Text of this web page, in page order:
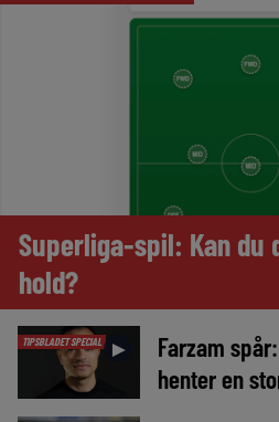
Superliga-spil: Kan
hold?
TIPSBLADET SPECIAL ►
Farzam
henter en